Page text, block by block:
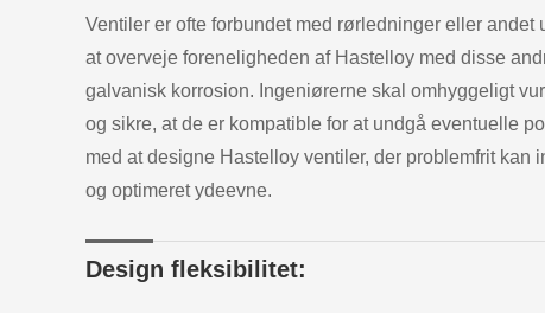
Ventiler er ofte forbundet med rørledninger eller
at overveje foreneligheden af Hastelloy med disse
galvanisk korrosion. Ingeniørerne skal omhyggeligt
og sikre, at de er kompatible for at undgå eventuelle
med at designe Hastelloy ventiler, der problemfrit
og optimeret ydeevne.
Design fleksibilitet: